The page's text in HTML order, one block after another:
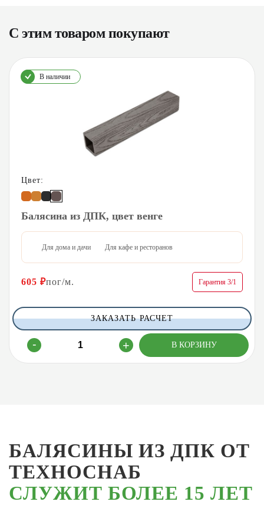
С этим товаром покупают
В наличии
Цвет:
Балясина из ДПК, цвет венге
Для дома и дачи Для кафе и ресторанов
605 ₽пог/м. Гарантия 3/1
ЗАКАЗАТЬ РАСЧЕТ
БАЛЯСИНЫ ИЗ ДПК ОТ
ТЕХНОСНАБ
СЛУЖИТ БОЛЕЕ 15 ЛЕТ